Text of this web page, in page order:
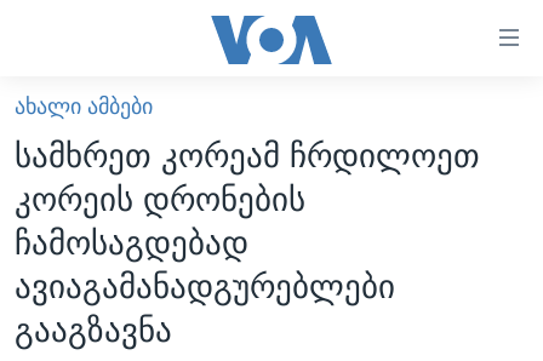
ხელმისაწვდომობისთვის
გადადით
მთავარზე
გადადით
მთავარ
ნავიგაციაზე
ძიებაზე
ᲐᲮᲐᲚᲘ ᲐᲛᲑᲔᲑᲘ
ᲡᲐᲥᲐᲠᲗᲕᲔᲚᲝ
ᲐᲨᲨ
ᲐᲨᲨ-ᲘᲡ ᲐᲠᲩᲔᲕᲜᲔᲑᲘ 2024
ᲛᲡᲝᲤᲚᲘᲝ
ᲐᲮᲐᲚᲘ ᲐᲛᲑᲔᲑᲘ
სამხრეთ კორეამ ჩრდილოეთ
კორეის დრონების
ჩამოსაგდებად
ავიაგამანადგურებლები
გააგზავნა